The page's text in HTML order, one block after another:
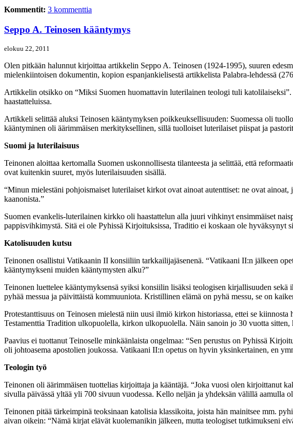
Kommentit: 3 kommenttia
Seppo A. Teinosen kääntymys
elokuu 22, 2011
Olen pitkään halunnut kirjoittaa artikkelin Seppo A. Teinosen (1924-1995), suuren
mielenkiintoisen dokumentin, kopion espanjankielisestä artikkelista Palabra-lehdessä
Artikkelin otsikko on “Miksi Suomen huomattavin luterilainen teologi tuli katolilaiseksi”.
haastatteluissa.
Artikkeli selittää aluksi Teinosen kääntymyksen poikkeuksellisuuden: Suomessa oli
kääntyminen oli äärimmäisen merkityksellinen, sillä tuolloiset luterilaiset piispat ja
Suomi ja luterilaisuus
Teinonen aloittaa kertomalla Suomen uskonnollisesta tilanteesta ja selittää, että
ovat kuitenkin suuret, myös luterilaisuuden sisällä.
“Minun mielestäni pohjoismaiset luterilaiset kirkot ovat ainoat autenttiset: ne ovat
kaanonista.”
Suomen evankelis-luterilainen kirkko oli haastattelun alla juuri vihkinyt ensimmäiset
pappisvihkimystä. Sitä ei ole Pyhissä Kirjoituksissa, Traditio ei koskaan ole hyväksynyt
Katolisuuden kutsu
Teinonen osallistui Vatikaanin II konsiiliin tarkkailijajäsenenä. “Vatikaani II:n jälkeen
kääntymykseni muiden kääntymysten alku?”
Teinonen luettelee kääntymyksensä syiksi konsiilin lisäksi teologisen kirjallisuuden
pyhää messua ja päivittäistä kommuuniota. Kristillinen elämä on pyhä messu, se on
Protestanttisuus on Teinosen mielestä niin uusi ilmiö kirkon historiassa, ettei se
Testamenttia Tradition ulkopuolella, kirkon ulkopuolella. Näin sanoin jo 30 vuotta
Paavius ei tuottanut Teinoselle minkäänlaista ongelmaa: “Sen perustus on Pyhissä
oli johtoasema apostolien joukossa. Vatikaani II:n opetus on hyvin yksinkertainen, en
Teologin työ
Teinonen oli äärimmäisen tuottelias kirjoittaja ja kääntäjä. “Joka vuosi olen kirjoittanut
sivulla päivässä yltää yli 700 sivuun vuodessa. Kello neljän ja yhdeksän välillä aamulla
Teinonen pitää tärkeimpinä teoksinaan katolisia klassikoita, joista hän mainitsee mm.
aivan oikein: “Nämä kirjat elävät kuolemanikin jälkeen, mutta teologiset tutkimukseni